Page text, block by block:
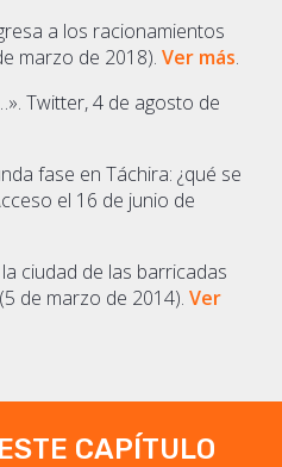
a los racionamientos
marzo de 2018). Ver más.
Twitter, 4 de agosto de
fase en Táchira: ¿qué se
el 16 de junio de
ciudad de las barricadas
(5 de marzo de 2014). Ver
CAPÍTULO